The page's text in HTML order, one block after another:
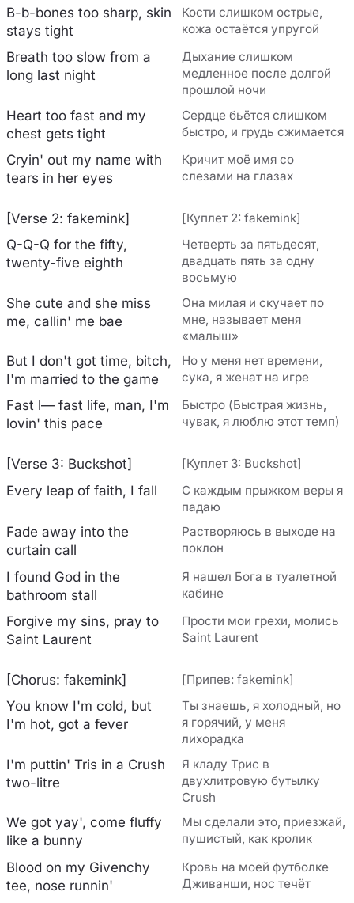
B-b-bones too sharp, skin
stays tight
Кости слишком острые,
кожа остаётся упругой
Breath too slow from a
long last night
Дыхание слишком
медленное после долгой
прошлой ночи
Heart too fast and my
chest gets tight
Сердце бьётся слишком
быстро, и грудь сжимается
Cryin' out my name with
tears in her еyes
Кричит моё имя со
слезами на глазах
[Verse 2: fakemink] [Куплет 2: fakemink]
Q-Q-Q for the fifty,
twenty-fivе eighth
Четверть за пятьдесят,
двадцать пять за одну
восьмую
She cute and she miss
me, callin' me bae
Она милая и скучает по
мне, называет меня
«малыш»
But I don't got time, bitch,
I'm married to the game
Но у меня нет времени,
сука, я женат на игре
Fast l— fast life, man, I'm
lovin' this pace
Быстро (Быстрая жизнь,
чувак, я люблю этот темп)
[Verse 3: Buckshot] [Куплет 3: Buckshot]
Every leap of faith, I fall
С каждым прыжком веры я
падаю
Fade away into the
curtain call
Растворяюсь в выходе на
поклон
I found God in the
bathroom stall
Я нашел Бога в туалетной
кабине
Forgive my sins, pray to
Saint Laurent
Прости мои грехи, молись
Saint Laurent
[Chorus: fakemink] [Припев: fakemink]
You know I'm cold, but
I'm hot, got a fever
Ты знаешь, я холодный, но
я горячий, у меня
лихорадка
I'm puttin' Tris in a Crush
two-litre
Я кладу Трис в
двухлитровую бутылку
Crush
We got yay', come fluffy
like a bunny
Мы сделали это, приезжай,
пушистый, как кролик
Blood on my Givenchy
tee, nose runnin'
Кровь на моей футболке
Дживанши, нос течёт